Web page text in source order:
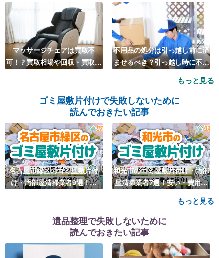
マッサージチェアは買取不
可！？買取相場や回収・買取の
不用品の処分は引っ越し前に済
ませるべき？引っ越し時に不用
もっと見る
ゴミ屋敷片付けで失敗しないために
読んでおきたい記事
名古屋市緑区のゴミ屋敷片付
け・汚部屋清掃業者9選！安
和光市のゴミ屋敷片付け・汚部
屋清掃業者7選！安い・費用相
もっと見る
遺品整理で失敗しないために
読んでおきたい記事